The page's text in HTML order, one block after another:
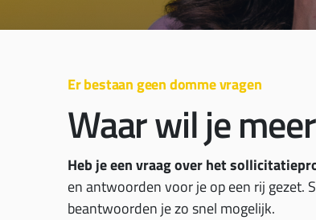
Magisch goed in
Er bestaan geen domme vragen
Waar wil je
Heb je een vraag over het
en antwoorden voor je op een rij gezet.
beantwoorden je zo snel mogelijk.